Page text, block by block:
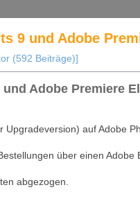
9 und Adobe
(592 Beiträge)]
Adobe Premiere
auf Adobe
über einen Adobe
abgezogen.